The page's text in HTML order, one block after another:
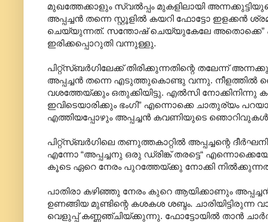
മുഖത്തേക്കാളും സ്വൽപ്പം മുകളിലായി
അപ്പച്ചൻ തന്നെ സ്റ്റൂളിൽ കയറി ഫോട്ടോ ഇളക്കൻ
ചെയ്യുന്നത്. സന്തോഷ് ചെയ്യുകേലേ അതൊക്കെ”
ഇരിക്കപ്പൊറുതി വന്നുള്ളു.
പിറ്റ്സ്ബർഗിലേക്ക് തിരിക്കുന്നതിന്റെ തലേന്ന്
അപ്പച്ചൻ തന്നെ എടുത്തുകൊണ്ടു വന്നു. നീളത്തിൽ
വശത്തേയ്ക്കും ഒതുക്കിയിട്ടു. എൽസി നോക്കിനിന്നു
ഇവിടെയാരിക്കും ഭംഗി” എന്നൊക്കെ ചാതുര്യം
എത്തിയപ്പോഴും അപ്പച്ചൻ കവണിയുടെ ഞൊറിവുകൾ
പിറ്റ്സ്ബർഗിലെ തണുത്തകാറ്റിൽ അപ്പച്ചന്റെ
എന്നോ “അപ്പച്ചനു ഒരു ഡ്രിങ്ക് തരട്ടെ“
കൂടെ ഏറെ നേരം പുറത്തേയ്ക്കു നോക്കി നിൽക്കുന്നത്
പാതിരാ കഴിഞ്ഞു നേരം കുറെ ആയിക്കാണും
ഉണങ്ങിയ മുണ്ടിന്റെ കശകശ ശബ്ദം.
വെളുപ്പ് കണ്ണഞ്ചിയ്ക്കുന്നു. ഫോട്ടോയിൽ താൻ